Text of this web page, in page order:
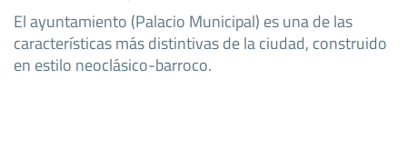
El ayuntamiento (Palacio Municipal) es una de las
características más distintivas de la ciudad, construido
en estilo neoclásico-barroco.